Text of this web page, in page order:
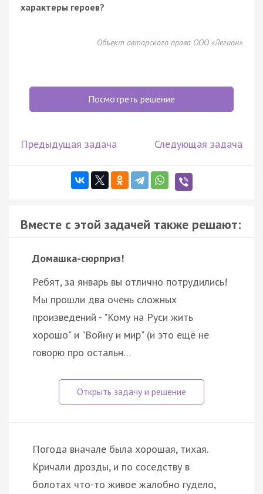
характеры героев?
Объект авторского права ООО «Легион»
Посмотреть решение
Предыдущая задача Следующая задача
Вместе с этой задачей также решают:
Домашка-сюрприз!
Ребят, за январь вы отлично потрудились!
Мы прошли два очень сложных
произведений - "Кому на Руси жить
хорошо" и "Войну и мир" (и это ещё не
говорю про остальн…
Погода вначале была хорошая, тихая.
Кричали дрозды, и по соседству в
болотах что-то живое жалобно гудело,